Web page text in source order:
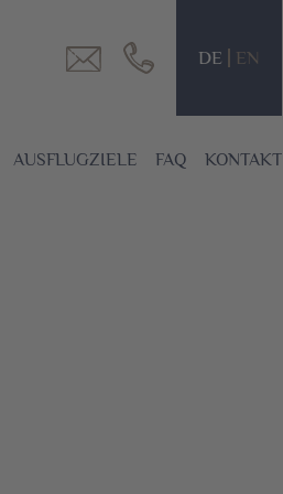
DE EN
AUSFLUGZIELE FAQ KONTAKT